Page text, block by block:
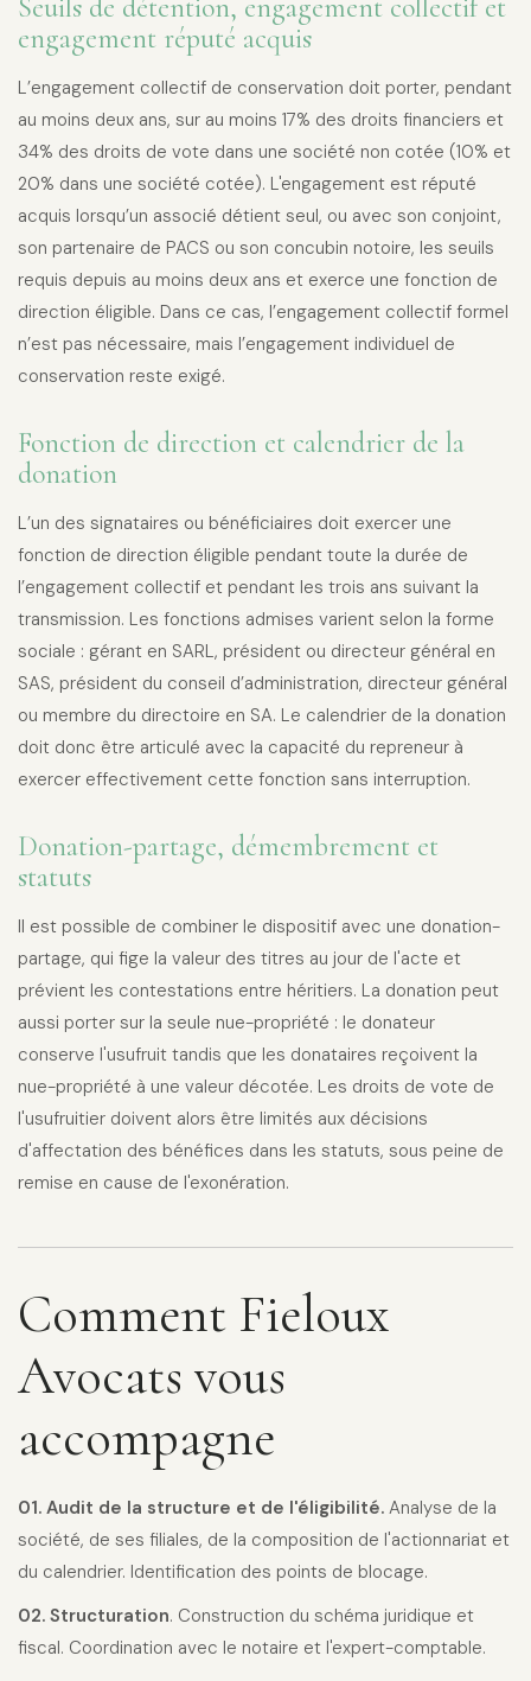
Seuils de détention, engagement collectif et
engagement réputé acquis
L’engagement collectif de conservation doit porter, pendant
au moins deux ans, sur au moins 17% des droits financiers et
34% des droits de vote dans une société non cotée (10% et
20% dans une société cotée). L'engagement est réputé
acquis lorsqu’un associé détient seul, ou avec son conjoint,
son partenaire de PACS ou son concubin notoire, les seuils
requis depuis au moins deux ans et exerce une fonction de
direction éligible. Dans ce cas, l’engagement collectif formel
n’est pas nécessaire, mais l’engagement individuel de
conservation reste exigé.
Fonction de direction et calendrier de la
donation
L’un des signataires ou bénéficiaires doit exercer une
fonction de direction éligible pendant toute la durée de
l’engagement collectif et pendant les trois ans suivant la
transmission. Les fonctions admises varient selon la forme
sociale : gérant en SARL, président ou directeur général en
SAS, président du conseil d’administration, directeur général
ou membre du directoire en SA. Le calendrier de la donation
doit donc être articulé avec la capacité du repreneur à
exercer effectivement cette fonction sans interruption.
Donation-partage, démembrement et
statuts
Il est possible de combiner le dispositif avec une donation-
partage, qui fige la valeur des titres au jour de l'acte et
prévient les contestations entre héritiers. La donation peut
aussi porter sur la seule nue-propriété : le donateur
conserve l'usufruit tandis que les donataires reçoivent la
nue-propriété à une valeur décotée. Les droits de vote de
l'usufruitier doivent alors être limités aux décisions
d'affectation des bénéfices dans les statuts, sous peine de
remise en cause de l'exonération.
Comment Fieloux
Avocats vous
accompagne
01. Audit de la structure et de l'éligibilité. Analyse de la
société, de ses filiales, de la composition de l'actionnariat et
du calendrier. Identification des points de blocage.
02. Structuration. Construction du schéma juridique et
fiscal. Coordination avec le notaire et l'expert-comptable.